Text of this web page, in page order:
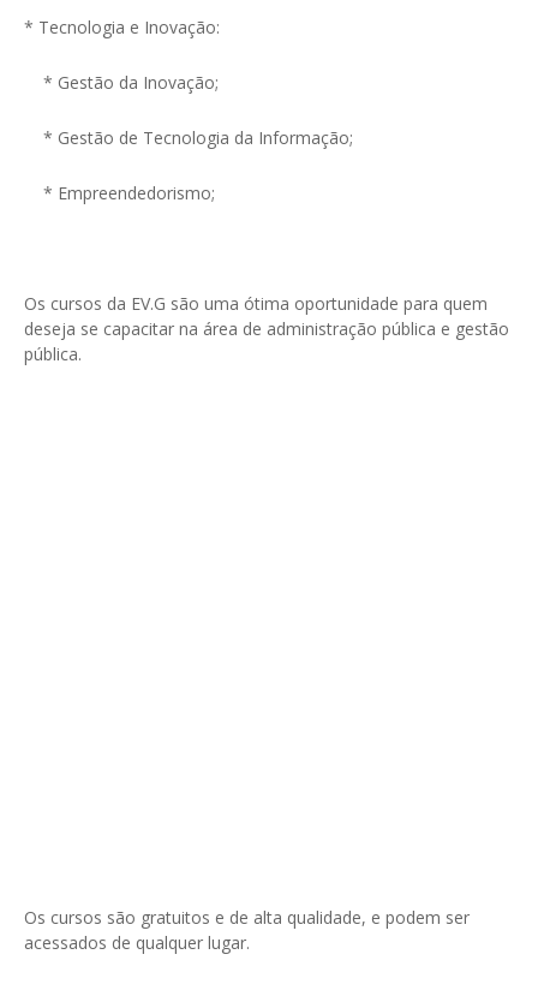
* Tecnologia e Inovação:
* Gestão da Inovação;
* Gestão de Tecnologia da Informação;
* Empreendedorismo;
Os cursos da EV.G são uma ótima oportunidade para quem
deseja se capacitar na área de administração pública e gestão
pública.
Os cursos são gratuitos e de alta qualidade, e podem ser
acessados de qualquer lugar.